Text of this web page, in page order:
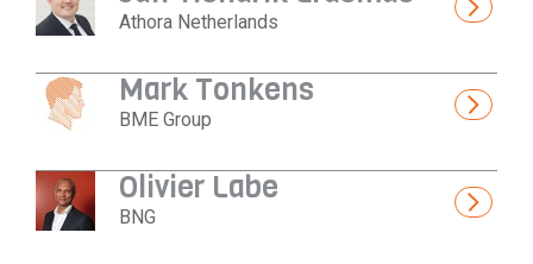
Athora Netherlands
Mark Tonkens
BME Group
Olivier Labe
BNG